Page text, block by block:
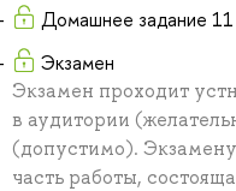
Домашнее задание 11
Экзамен
Экзамен проходит
в аудитории
(допустимо).
часть работы,